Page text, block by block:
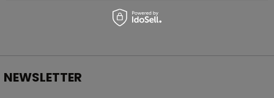
NEWSLETTER